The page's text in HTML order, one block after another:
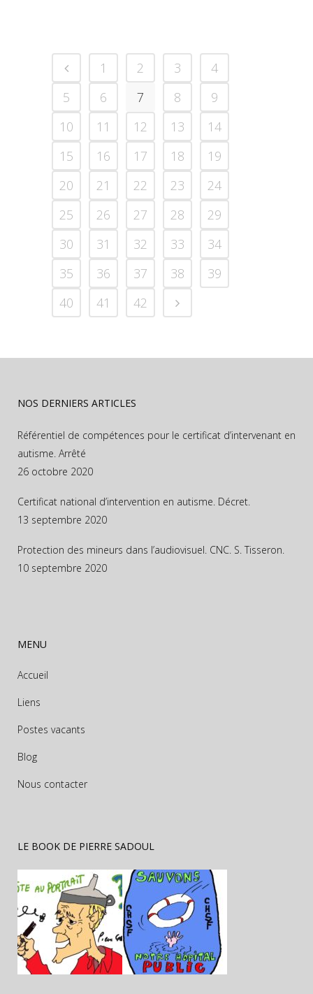
1 2 3
4
5
6 7 8
9
10
11 12 13
14
15
16 17 18
19
20
21 22 23
24
25
26 27 28
29
30
31 32 33
34
35
36 37 38
39
40
41 42
NOS DERNIERS ARTICLES
Référentiel de compétences pour le certificat d’intervenant en
autisme. Arrêté
26 octobre 2020
Certificat national d’intervention en autisme. Décret.
13 septembre 2020
Protection des mineurs dans l’audiovisuel. CNC. S. Tisseron.
10 septembre 2020
MENU
Accueil
Liens
Postes vacants
Blog
Nous contacter
LE BOOK DE PIERRE SADOUL